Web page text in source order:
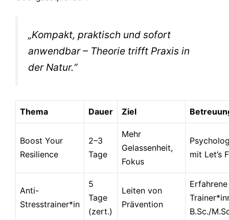
„Kompakt, praktisch und sofort
anwendbar – Theorie trifft Praxis in
der Natur.“
Thema Dauer Ziel
Boost Your
Resilience
2–3
Tage
Mehr
Gelassenheit,
Fokus
mit Let’s
Anti-
Stresstrainer*in
5
Tage
(zert.)
Leiten von
Prävention
Erfahrene
B.Sc./